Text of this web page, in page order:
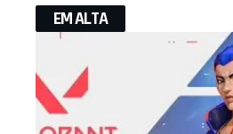
EM ALTA